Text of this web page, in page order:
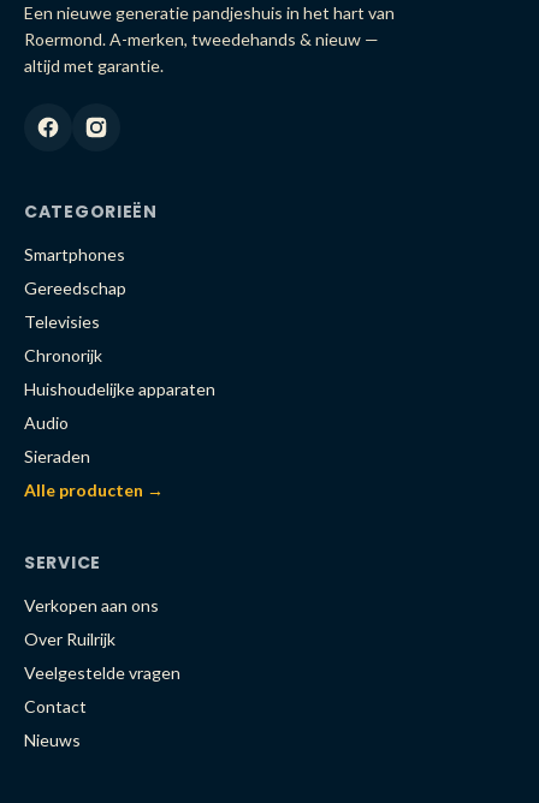
Een nieuwe generatie pandjeshuis in het hart van
Roermond. A-merken, tweedehands & nieuw —
altijd met garantie.
CATEGORIEËN
Smartphones
Gereedschap
Televisies
Chronorijk
Huishoudelijke apparaten
Audio
Sieraden
Alle producten →
SERVICE
Verkopen aan ons
Over Ruilrijk
Veelgestelde vragen
Contact
Nieuws